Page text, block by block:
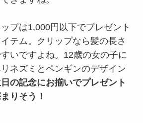
プは1,000円以下でプレゼント
テム。クリップなら髪の長さ
いですよね。12歳の女の子に
ネズミとペンギンのデザイン
の記念にお揃いでプレゼント
りそう！